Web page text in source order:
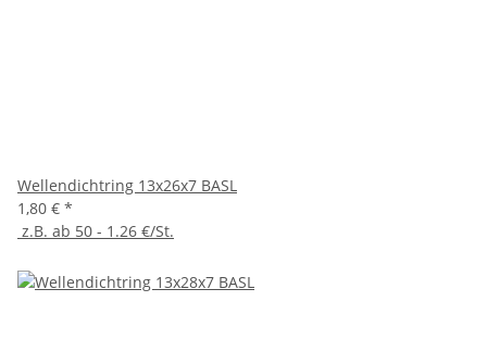
Wellendichtring 13x26x7 BASL
1,80 € *
z.B. ab 50 - 1.26 €/St.